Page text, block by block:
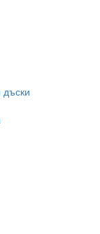
дъски